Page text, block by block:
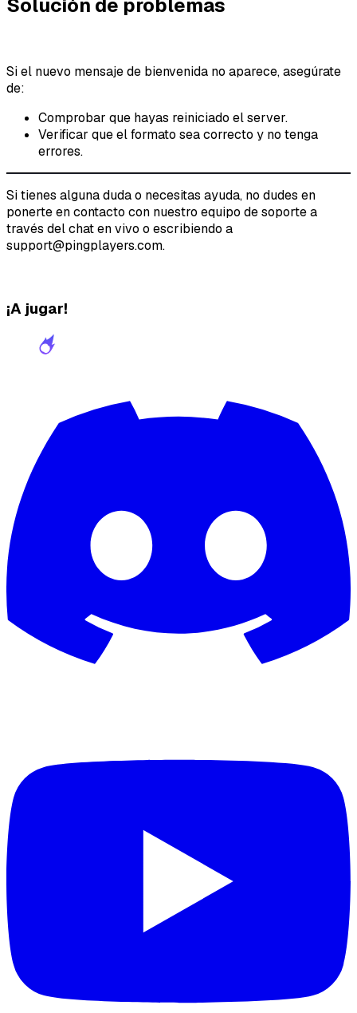
Solución de problemas
Si el nuevo mensaje de bienvenida no aparece, asegúrate
de:
Comprobar que hayas reiniciado el server.
Verificar que el formato sea correcto y no tenga
errores.
Si tienes alguna duda o necesitas ayuda, no dudes en
ponerte en contacto con nuestro equipo de soporte a
través del chat en vivo o escribiendo a
support@pingplayers.com.
¡A jugar!